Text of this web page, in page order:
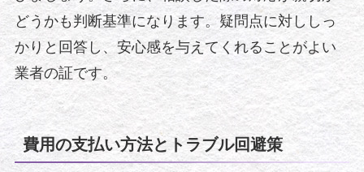
どうかも判断基準になります。疑問点に対ししっ
かりと回答し、安心感を与えてくれることがよい
業者の証です。
費用の支払い方法とトラブル回避策